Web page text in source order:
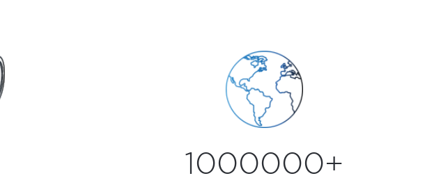
1000000+